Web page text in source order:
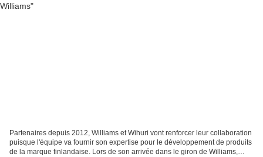
Partenaires depuis 2012, Williams et Wihuri vont renforcer leur collaboration
puisque l'équipe va fournir son expertise pour le développement de produits
de la marque finlandaise. Lors de son arrivée dans le giron de Williams,